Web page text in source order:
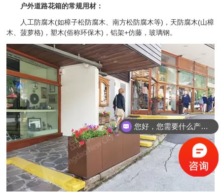
户外道路花箱的常规用材：
人工防腐木(如樟子松防腐木、南方松防腐木等)，天防腐木(山樟
木、菠萝格)，塑木(俗称环保木)，铝架+仿藤，玻璃钢。
您好，您需要什么产品？